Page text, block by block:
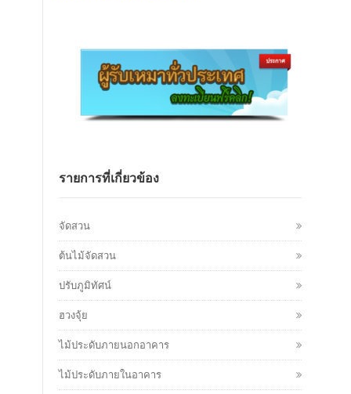
รายการที่เกี่ยวข้อง
จัดสวน
ต้นไม้จัดสวน
ปรับภูมิทัศน์
ฮวงจุ้ย
ไม้ประดับภายนอกอาคาร
ไม้ประดับภายในอาคาร